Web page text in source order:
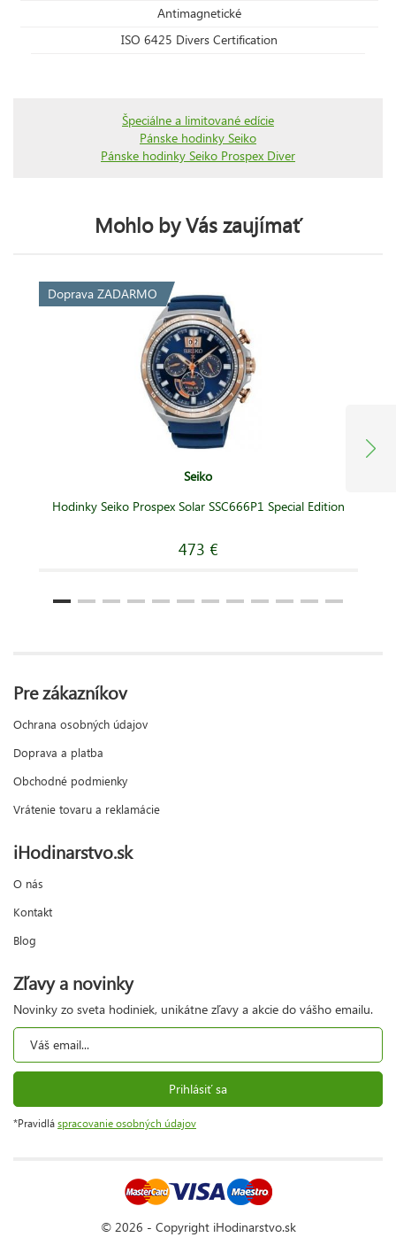
Antimagnetické
ISO 6425 Divers Certification
Špeciálne a limitované edície
Pánske hodinky Seiko
Pánske hodinky Seiko Prospex Diver
Mohlo by Vás zaujímať
Doprava ZADARMO
Seiko
Hodinky Seiko Prospex Solar SSC666P1 Special Edition
473 €
Pre zákazníkov
Ochrana osobných údajov
Doprava a platba
Obchodné podmienky
Vrátenie tovaru a reklamácie
iHodinarstvo.sk
O nás
Kontakt
Blog
Zľavy a novinky
Novinky zo sveta hodiniek, unikátne zľavy a akcie do vášho emailu.
Prihlásiť sa
*Pravidlá spracovanie osobných údajov
© 2026 - Copyright iHodinarstvo.sk